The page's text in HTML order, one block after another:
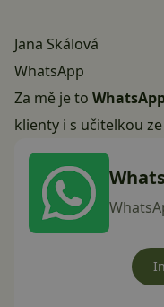
Jana Skálová
WhatsApp
Za mě je to
klienty i s učitelkou